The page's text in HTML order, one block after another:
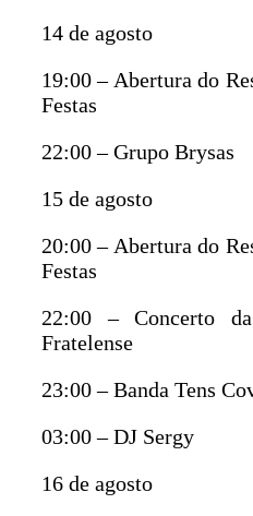
14 de agosto
19:00 – Abertura do
Festas
22:00 – Grupo Brysas
15 de agosto
20:00 – Abertura do
Festas
22:00 – Concerto
Fratelense
23:00 – Banda Tens
03:00 – DJ Sergy
16 de agosto